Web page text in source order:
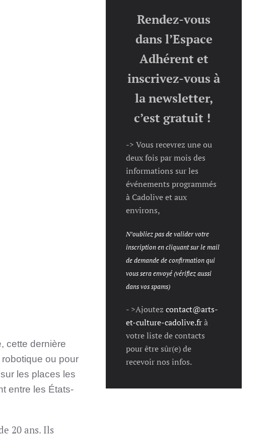
cette dernière
ou pour
les places les
entre les États-
20 ans. Ils
Rendez-vous
dans l’Espace
Adhérent et
inscrivez-vous à
la newsletter,
c’est gratuit !
-> Vous recevrez une ou
deux fois par mois des
informations sur les
événements programmés
à Cadolive et aux
environs,
N’oubliez pas de valider votre
inscription en cliquant sur le mail
de demande de confirmation qui
vous sera envoyé (vérifiez aussi
dans vos spams)
- >Ajoutez contact@arts-
et-culture-cadolive.frà
votre liste de contacts
pour être sûr(e) de
recevoir nos infos.